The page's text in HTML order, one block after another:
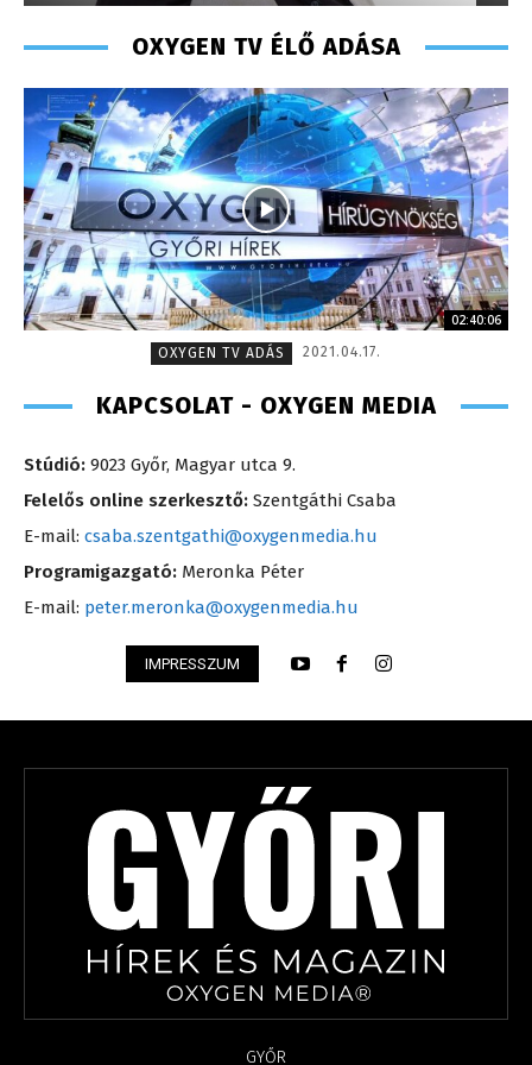
OXYGEN TV ÉLŐ ADÁSA
02:40:06
OXYGEN TV ADÁS
2021.04.17.
KAPCSOLAT - OXYGEN MEDIA
Stúdió: 9023 Győr, Magyar utca 9.
Felelős online szerkesztő: Szentgáthi Csaba
E-mail: csaba.szentgathi@oxygenmedia.hu
Programigazgató: Meronka Péter
E-mail: peter.meronka@oxygenmedia.hu
IMPRESSZUM
GYŐR